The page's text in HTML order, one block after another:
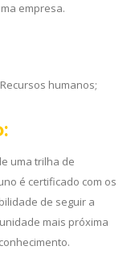
empresa.
humanos;
uma trilha de
é certificado com os
de seguir a
mais próxima